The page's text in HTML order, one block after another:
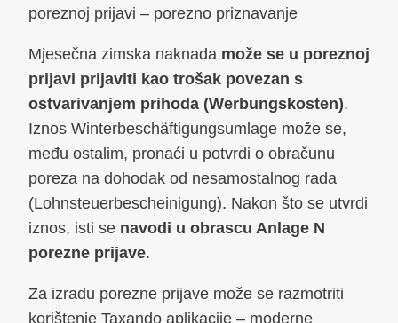
poreznoj prijavi – porezno priznavanje
Mjesečna zimska naknada može se u poreznoj
prijavi prijaviti kao trošak povezan s
ostvarivanjem prihoda (Werbungskosten).
Iznos Winterbeschäftigungsumlage može se,
među ostalim, pronaći u potvrdi o obračunu
poreza na dohodak od nesamostalnog rada
(Lohnsteuerbescheinigung). Nakon što se utvrdi
iznos, isti se navodi u obrascu Anlage N
porezne prijave.
Za izradu porezne prijave može se razmotriti
korištenje Taxando aplikacije – moderne